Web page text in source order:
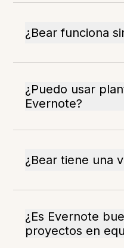
¿Bear funciona
¿Puedo usar
Evernote?
¿Bear tiene una
¿Es Evernote
proyectos en